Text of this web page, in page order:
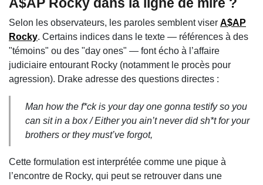
Selon les observateurs, les paroles semblent viser A$AP
Rocky. Certains indices dans le texte — références à des
"témoins" ou des "day ones" — font écho à l’affaire
judiciaire entourant Rocky (notamment le procès pour
agression). Drake adresse des questions directes :
Man how the f*ck is your day one gonna testify so you
can sit in a box / Either you ain’t never did sh*t for your
brothers or they must’ve forgot,
Cette formulation est interprétée comme une pique à
l’encontre de Rocky, qui peut se retrouver dans une